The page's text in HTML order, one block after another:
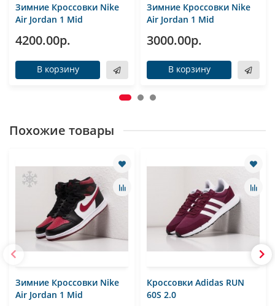
Зимние Кроссовки Nike
Air Jordan 1 Mid
4200.00р.
В корзину
Зимние Кроссовки Nike
Air Jordan 1 Mid
3000.00р.
В корзину
Похожие товары
Зимние Кроссовки Nike
Air Jordan 1 Mid
Кроссовки Adidas RUN
60S 2.0